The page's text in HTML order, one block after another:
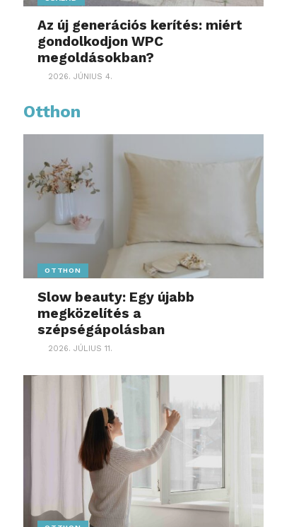
Az új generációs kerítés: miért
gondolkodjon WPC
megoldásokban?
2026. JÚNIUS 4.
Otthon
OTTHON
Slow beauty: Egy újabb
megközelítés a
szépségápolásban
2026. JÚLIUS 11.